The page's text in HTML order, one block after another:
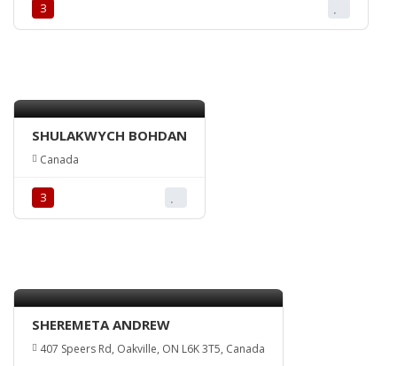
З
SHULAKWYCH BOHDAN
Canada
З
SHEREMETA ANDREW
407 Speers Rd, Oakville, ON L6K 3T5, Canada